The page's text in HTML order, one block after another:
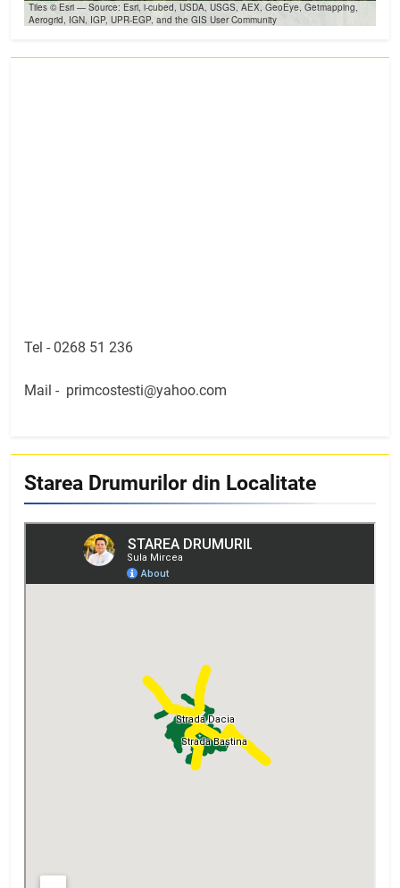
Tiles © Esri — Source: Esri, i-cubed, USDA, USGS, AEX, GeoEye, Getmapping,
Aerogrid, IGN, IGP, UPR-EGP, and the GIS User Community
Tel - 0268 51 236
Mail - primcostesti@yahoo.com
Starea Drumurilor din Localitate